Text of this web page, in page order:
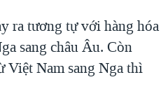
ra tương tự với hàng hóa
sang châu Âu. Còn
Việt Nam sang Nga thì